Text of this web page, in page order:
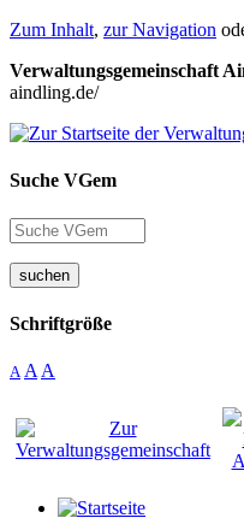
Zum Inhalt, zur Navigation
Verwaltungsgemeinschaft
aindling.de/
Suche VGem
suchen
Schriftgröße
A A A